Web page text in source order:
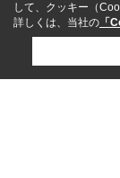
して、クッキー（
詳しくは、当社の 「